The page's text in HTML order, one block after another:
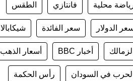
محلية فانتازي الطقس
الدولار سعر الفائدة شيكابالا
الزمالك أخبار BBC أسعار الذهب
الحرب في السودان رأس الحكمة